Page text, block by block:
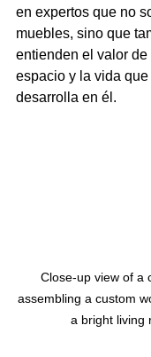
en expertos que no
muebles, sino que
entienden el valor de
espacio y la vida que
desarrolla en él.
Close-up view of a
assembling a custom
a bright living